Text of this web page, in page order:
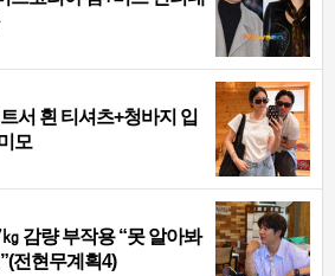
서 흰 티셔츠+청바지 입
모
감량 부작용 “못 알아봐
전현무계획4)